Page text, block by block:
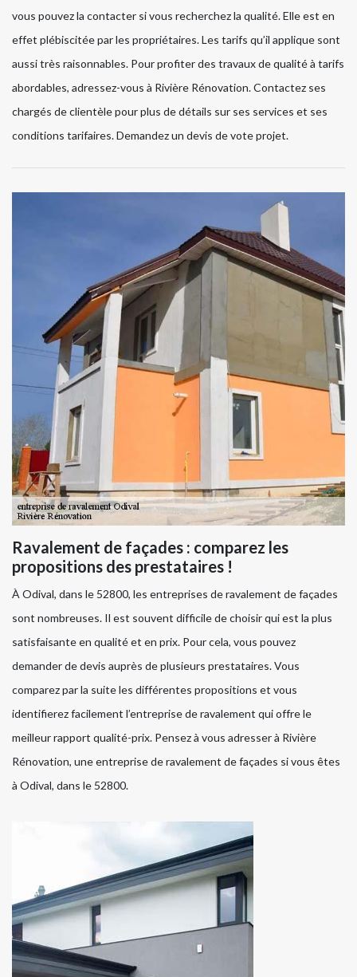
vous pouvez la contacter si vous recherchez la qualité. Elle est en
effet plébiscitée par les propriétaires. Les tarifs qu’il applique sont
aussi très raisonnables. Pour profiter des travaux de qualité à tarifs
abordables, adressez-vous à Rivière Rénovation. Contactez ses
chargés de clientèle pour plus de détails sur ses services et ses
conditions tarifaires. Demandez un devis de vote projet.
Ravalement de façades : comparez les
propositions des prestataires !
À Odival, dans le 52800, les entreprises de ravalement de façades
sont nombreuses. Il est souvent difficile de choisir qui est la plus
satisfaisante en qualité et en prix. Pour cela, vous pouvez
demander de devis auprès de plusieurs prestataires. Vous
comparez par la suite les différentes propositions et vous
identifierez facilement l’entreprise de ravalement qui offre le
meilleur rapport qualité-prix. Pensez à vous adresser à Rivière
Rénovation, une entreprise de ravalement de façades si vous êtes
à Odival, dans le 52800.